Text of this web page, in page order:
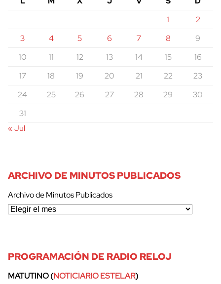
1
2
3
4 5 6 7 8
9
10
11 12 13 14 15
16
17
18 19 20 21 22
23
24
25 26 27 28 29
30
31
« Jul
ARCHIVO DE MINUTOS PUBLICADOS
Archivo de Minutos Publicados
PROGRAMACIÓN DE RADIO RELOJ
MATUTINO (NOTICIARIO ESTELAR)